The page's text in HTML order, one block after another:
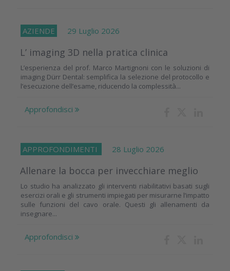
AZIENDE 29 Luglio 2026
L’ imaging 3D nella pratica clinica
L’esperienza del prof. Marco Martignoni con le soluzioni di
imaging Dürr Dental: semplifica la selezione del protocollo e
l’esecuzione dell’esame, riducendo la complessità...
Approfondisci
APPROFONDIMENTI 28 Luglio 2026
Allenare la bocca per invecchiare meglio
Lo studio ha analizzato gli interventi riabilitativi basati sugli
esercizi orali e gli strumenti impiegati per misurarne l’impatto
sulle funzioni del cavo orale. Questi gli allenamenti da
insegnare...
Approfondisci